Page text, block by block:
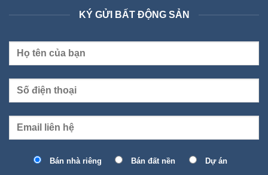
KÝ GỬI BẤT ĐỘNG SẢN
Bán nhà riêng Bán đất nền Dự án